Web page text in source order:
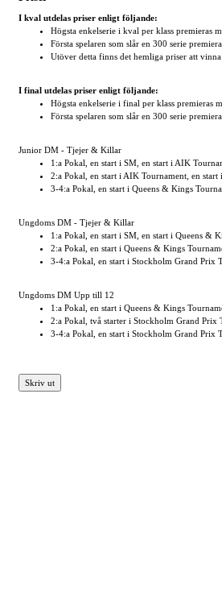
I kval utdelas priser enligt följande:
Högsta enkelserie i kval per klass premieras
Första spelaren som slår en 300 serie
Utöver detta finns det hemliga priser att
I final utdelas priser enligt följande:
Högsta enkelserie i final per klass premieras
Första spelaren som slår en 300 serie
Junior DM - Tjejer & Killar
1:a Pokal, en start i SM, en start i AIK
2:a Pokal, en start i AIK Tournament, en
3-4:a Pokal, en start i Queens & Kings
Ungdoms DM - Tjejer & Killar
1:a Pokal, en start i SM, en start i Queens &
2:a Pokal, en start i Queens & Kings
3-4:a Pokal, en start i Stockholm Grand Prix
Ungdoms DM Upp till 12
1:a Pokal, en start i Queens & Kings
2:a Pokal, två starter i Stockholm Grand Prix
3-4:a Pokal, en start i Stockholm Grand Prix
Skriv ut